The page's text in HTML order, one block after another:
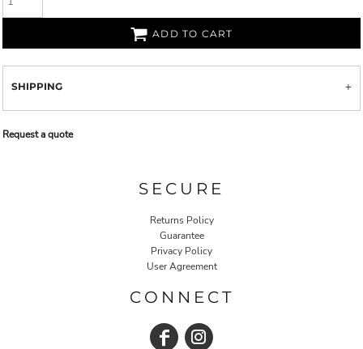
ADD TO CART
SHIPPING
Request a quote
SECURE
Returns Policy
Guarantee
Privacy Policy
User Agreement
CONNECT